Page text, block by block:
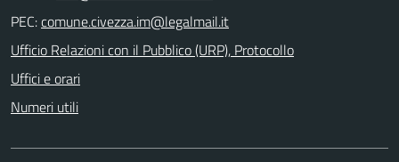
PEC:
Ufficio Relazioni con il Pubblico (URP), Protocollo
Uffici e orari
Numeri utili